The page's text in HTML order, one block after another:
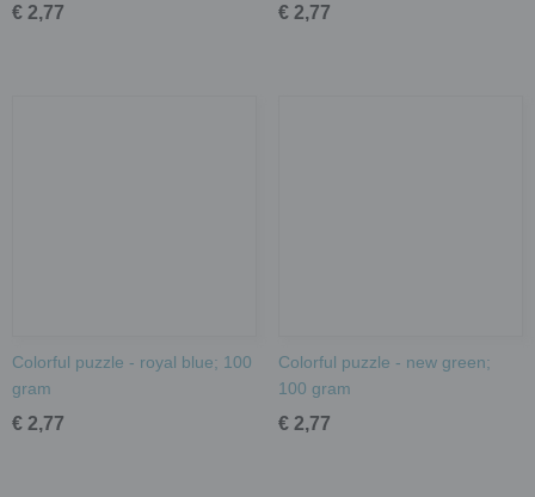
€ 2,77 € 2,77
Colorful puzzle - royal blue; 100
gram
€ 2,77
Colorful puzzle - new green;
100 gram
€ 2,77